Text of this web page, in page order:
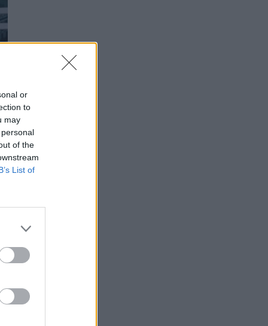
or
to
may
of the
List of